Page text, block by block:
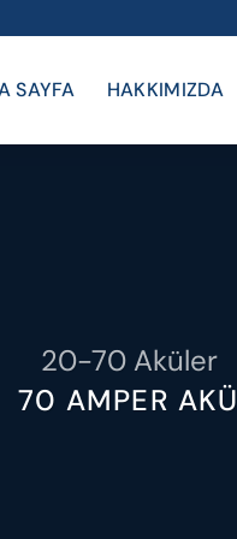
SAYFA HAKKIMIZDA
20-70 Aküler
70 AMPER AKÜ